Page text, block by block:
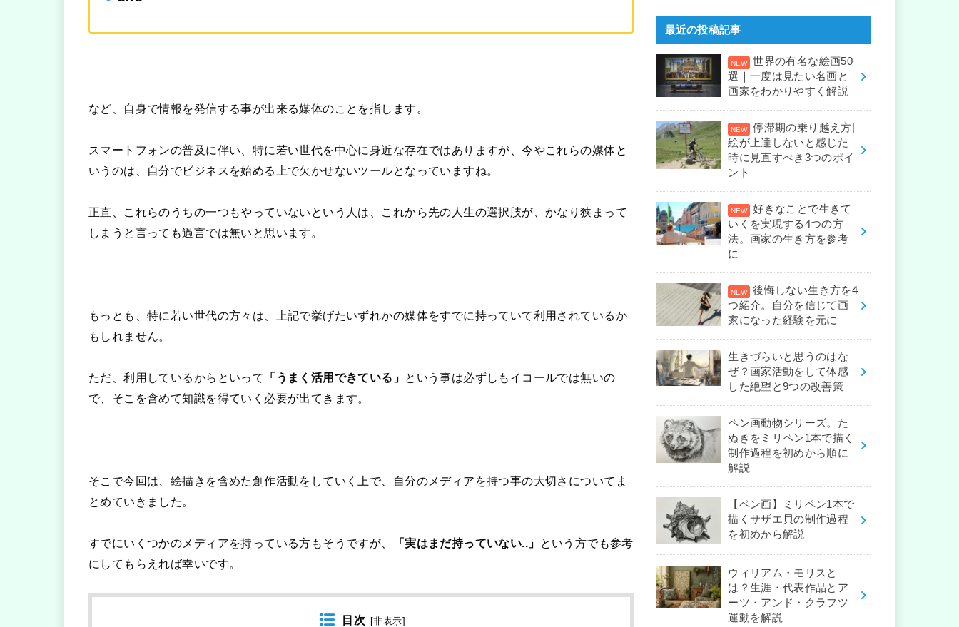
など、自身で情報を発信する事が出来る媒体のことを指します。
スマートフォンの普及に伴い、特に若い世代を中心に身近な存在ではありますが、今やこれらの媒体と
いうのは、自分でビジネスを始める上で欠かせないツールとなっていますね。
正直、これらのうちの一つもやっていないという人は、これから先の人生の選択肢が、かなり狭まって
しまうと言っても過言では無いと思います。
もっとも、特に若い世代の方々は、上記で挙げたいずれかの媒体をすでに持っていて利用されているか
もしれません。
ただ、利用しているからといって 「うまく活用できている」 という事は必ずしもイコールでは無いの
で、そこを含めて知識を得ていく必要が出てきます。
そこで今回は、絵描きを含めた創作活動をしていく上で、自分のメディアを持つ事の大切さについてま
とめていきました。
すでにいくつかのメディアを持っている方もそうですが、 「実はまだ持っていない..」
という方でも参考
にしてもらえれば幸いです。
目次 [非表示]
最近の投稿記事
世界の有名な絵画50
選｜一度は見たい名画と
画家をわかりやすく解説
停滞期の乗り越え方|
絵が上達しないと感じた
時に見直すべき3つのポイ
ント
好きなことで生きて
いくを実現する4つの方
法。画家の生き方を参考
に
後悔しない生き方を4
つ紹介。自分を信じて画
家になった経験を元に
生きづらいと思うのはな
ぜ？画家活動をして体感
した絶望と9つの改善策
ペン画動物シリーズ。た
ぬきをミリペン1本で描く
制作過程を初めから順に
解説
【ペン画】ミリペン1本で
描くサザエ貝の制作過程
を初めから解説
ウィリアム・モリスと
は？生涯・代表作品とア
ーツ・アンド・クラフツ
運動を解説